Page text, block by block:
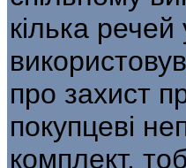
кілька
про захист
покупцеві
комплект,